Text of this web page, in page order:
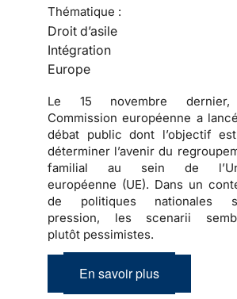
Thématique :
Droit d’asile
Intégration
Europe
Le 15 novembre
Commission européenne a
débat public dont l’objectif
déterminer l’avenir du
familial au sein de
européenne (UE). Dans un
de politiques nationales
pression, les scenarii
plutôt pessimistes.
En savoir plus